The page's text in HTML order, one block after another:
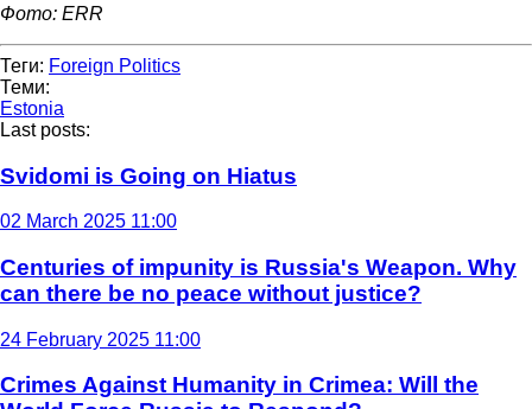
Фото: ERR
Теги: Foreign Politics
Теми:
Estonia
Last posts:
Svidomi is Going on Hiatus
02 March 2025 11:00
Centuries of impunity is Russia's Weapon. Why
can there be no peace without justice?
24 February 2025 11:00
Crimes Against Humanity in Crimea: Will the